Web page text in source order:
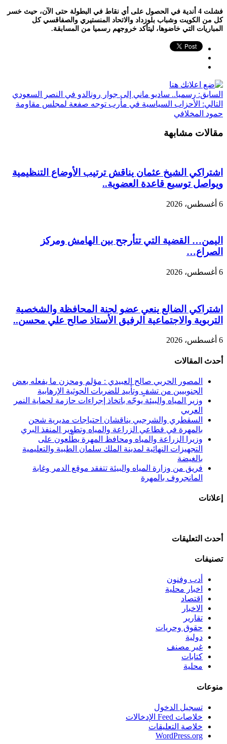
فشلت 4 أندية في الحصول على أي نقاط في البطولة حتى الآن، حيث خسر
كل من الكويت وشباب بلوزداد والاتحاد المنستيري والصفاقسي كل
المباريات التي خاضوها، ليتأكد خروجهم رسميا من المسابقة.
السابق: رسميا.. ساديو ماني إلى جوار رونالدو في النصر السعودي
التالي: الأحزاب السياسية في مأرب توجه صفعة لمجلس مقاومة
حمود المخلافي
مقالات مشابهة
اشتراكي الشيخ عثمان يناقش ترتيب الأوضاع التنظيمية
ويواصل توسيع قاعدة العضوية..
6 أغسطس، 2026
اليمن… القضية التي تتأرجح بين الهامش ومركز
الصراع…
6 أغسطس، 2026
اشتراكي الضالع ينعي عضو لجنة المحافظة والشخصية
التربوية والاجتماعية الرفيق الأستاذ صالح علي محسن..
6 أغسطس، 2026
أحدث المقالات
المصور الحربي صالح العبيدي : مؤلم ومحزن ما يفعله بعض
الجنوبيين من تشفٍ وتأييد للضربات الحوثية الإرهابية
وزير المياه والبيئة يوجّه باتخاذ إجراءات حازمة لحماية النمر
العربي
السقطري والشرجبي يناقشان احتياجات مديرية شحن
بالمهرة في قطاعي الزراعة والمياه وتطوير المنفذ البري
وزيرا الزراعة والمياه ومحافظ المهرة يطّلعون على
التجهيزات النهائية لمدينة الملك سلمان الطبية والتعليمية
بالغيضة
فريق من وزارة المياه والبيئة تتفقد موقع الدمر وغابة
المانجروف بالمهرة
إعلانات
أحدث التعليقات
تصنيفات
أدب وفنون
اخبار محلية
اقتصاد
الاخبار
تقارير
حقوق وحريات
دولية
غير مصنف
كتابات
محلية
منوعات
تسجيل الدخول
خلاصات Feed الإدخالات
خلاصة التعليقات
WordPress.org